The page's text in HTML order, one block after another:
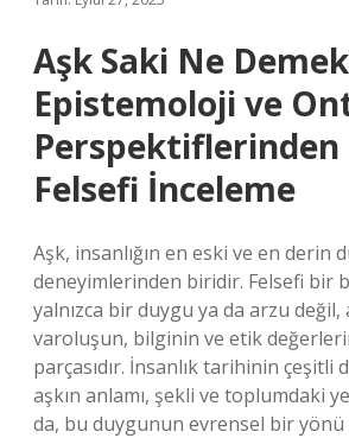
Aşk Saki Ne
Epistemoloji ve
Perspektiflerinden
Felsefi İnceleme
Aşk, insanlığın en eski ve en derin
deneyimlerinden biridir. Felsefi bir
yalnızca bir duygu ya da arzu değil,
varoluşun, bilginin ve etik
parçasıdır. İnsanlık tarihinin çeşitli
aşkın anlamı, şekli ve toplumdaki
da, bu duygunun evrensel bir